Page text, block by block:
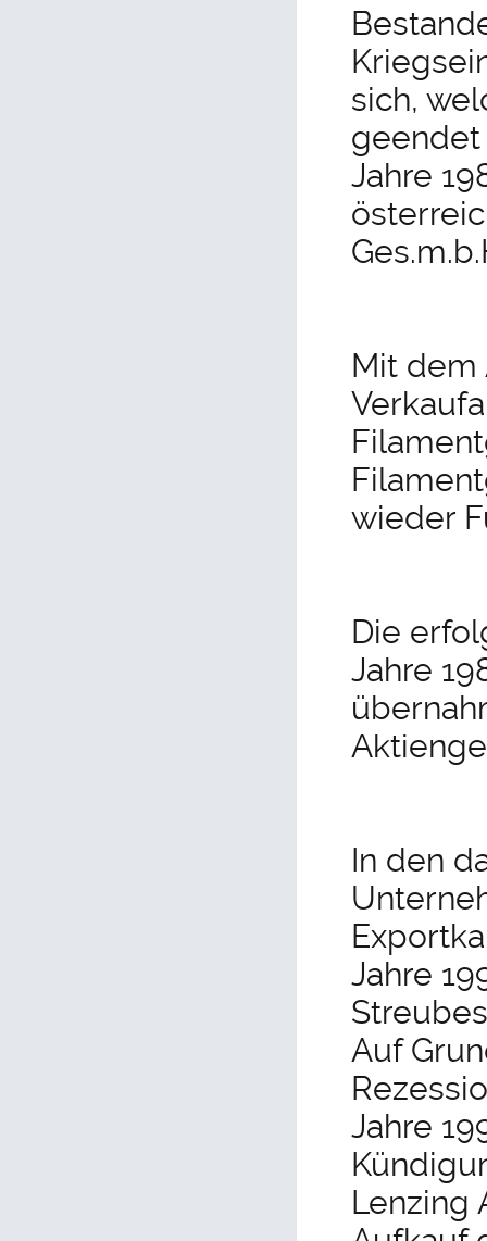
sich,
geendet
Jahre
Mit dem
wieder
Die
Jahre
In den
Jahre
Auf
Jahre
Lenzing